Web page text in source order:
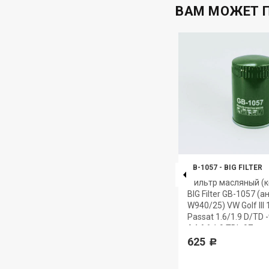
ВАМ МОЖЕТ
GB-1057 - BIG FILTER
Фильтр масляный
BIG Filter GB-1057
W940/25) VW Golf III
Passat 1.6/1.9 D/TD -
A4,A6 1,9 TDI -97
625 Р